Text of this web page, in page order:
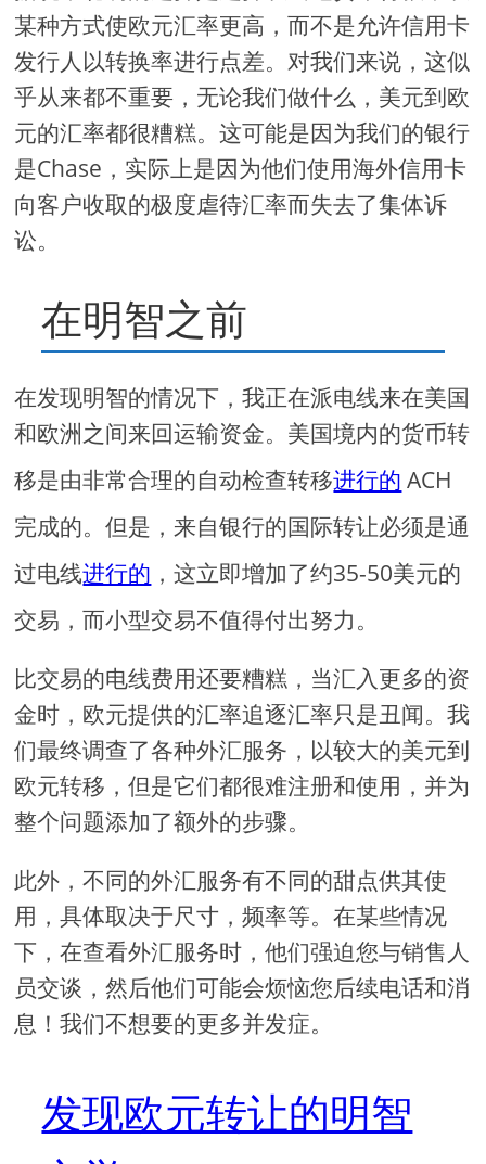
某种方式使欧元汇率更高，而不是允许信用卡
发行人以转换率进行点差。对我们来说，这似
乎从来都不重要，无论我们做什么，美元到欧
元的汇率都很糟糕。这可能是因为我们的银行
是Chase，实际上是因为他们使用海外信用卡
向客户收取的极度虐待汇率而失去了集体诉
讼。
在明智之前
在发现明智的情况下，我正在派电线来在美国
和欧洲之间来回运输资金。美国境内的货币转
移是由非常合理的自动检查转移进行的 ACH
完成的。但是，来自银行的国际转让必须是通
过电线进行的 ，这立即增加了约35-50美元的
交易，而小型交易不值得付出努力。
比交易的电线费用还要糟糕，当汇入更多的资
金时，欧元提供的汇率追逐汇率只是丑闻。我
们最终调查了各种外汇服务，以较大的美元到
欧元转移，但是它们都很难注册和使用，并为
整个问题添加了额外的步骤。
此外，不同的外汇服务有不同的甜点供其使
用，具体取决于尺寸，频率等。在某些情况
下，在查看外汇服务时，他们强迫您与销售人
员交谈，然后他们可能会烦恼您后续电话和消
息！我们不想要的更多并发症。
发现欧元转让的明智